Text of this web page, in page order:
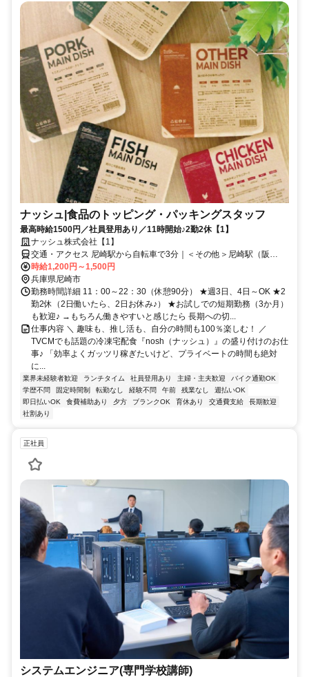
ナッシュ|食品のトッピング・パッキングスタッフ
最高時給1500円／社員登用あり／11時開始♪2勤2休【1】
ナッシュ株式会社【1】
交通・アクセス 尼崎駅から自転車で3分｜＜その他＞尼崎駅（阪
神）・JR塚口駅・JR立花駅からは自転車で10分
時給1,200円～1,500円
兵庫県尼崎市
勤務時間詳細 11：00～22：30（休憩90分） ★週3日、4日～OK ★2
勤2休（2日働いたら、2日お休み♪） ★お試しでの短期勤務（3か月）
も歓迎♪ →もちろん働きやすいと感じたら 長期への切...
仕事内容 ＼ 趣味も、推し活も、自分の時間も100％楽しむ！ ／
TVCMでも話題の冷凍宅配食『nosh（ナッシュ）』の盛り付けのお仕
事♪ 「効率よくガッツリ稼ぎたいけど、プライベートの時間も絶対
に...
業界未経験者歓迎 ランチタイム 社員登用あり 主婦・主夫歓迎
バイク通勤OK
学歴不問
固定時間制 転勤なし 経験不問 午前 残業なし
週払いOK
即日払いOK
食費補助あり 夕方 ブランクOK 育休あり 交通費支給
長期歓迎
社割あり
正社員
システムエンジニア(専門学校講師)